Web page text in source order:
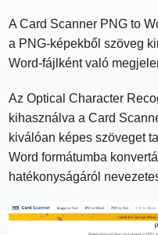
A Card Scanner PNG to
a PNG-képekből szöveg
Word-fájlként való
Az Optical Character
kihasználva a Card
kiválóan képes szöveget
Word formátumba
hatékonyságáról